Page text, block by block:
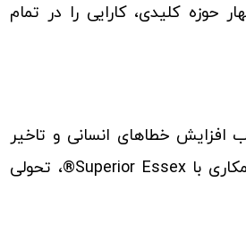
حوزه کلیدی، کارایی را در تمام
خطاهای انسانی و تاخیر
در عملیات می‌شوند. لگراند با ارائه راهکار nCompass در همکاری با Superior Essex®، تحولی